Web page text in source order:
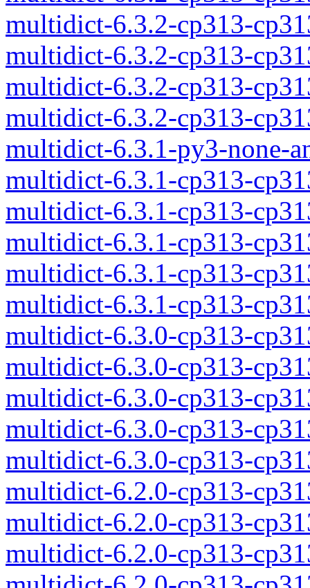
multidict-6.3.2-cp313-
multidict-6.3.2-cp313-
multidict-6.3.2-cp313-
multidict-6.3.2-cp313-
multidict-6.3.1-py3-none-
multidict-6.3.1-cp313-
multidict-6.3.1-cp313-
multidict-6.3.1-cp313-
multidict-6.3.1-cp313-
multidict-6.3.1-cp313-
multidict-6.3.0-cp313-
multidict-6.3.0-cp313-
multidict-6.3.0-cp313-
multidict-6.3.0-cp313-
multidict-6.3.0-cp313-
multidict-6.2.0-cp313-
multidict-6.2.0-cp313-
multidict-6.2.0-cp313-